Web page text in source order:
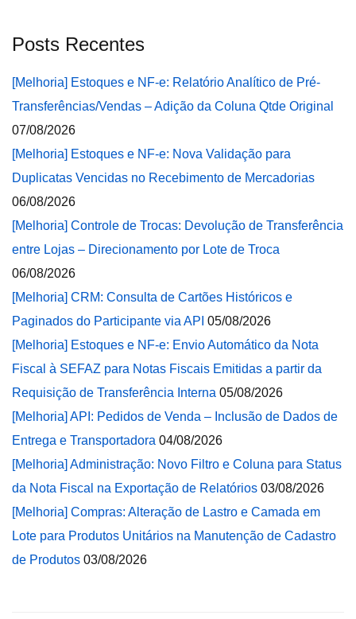
Posts Recentes
[Melhoria] Estoques e NF-e: Relatório Analítico de Pré-
Transferências/Vendas – Adição da Coluna Qtde Original
07/08/2026
[Melhoria] Estoques e NF-e: Nova Validação para
Duplicatas Vencidas no Recebimento de Mercadorias
06/08/2026
[Melhoria] Controle de Trocas: Devolução de Transferência
entre Lojas – Direcionamento por Lote de Troca
06/08/2026
[Melhoria] CRM: Consulta de Cartões Históricos e
Paginados do Participante via API 05/08/2026
[Melhoria] Estoques e NF-e: Envio Automático da Nota
Fiscal à SEFAZ para Notas Fiscais Emitidas a partir da
Requisição de Transferência Interna 05/08/2026
[Melhoria] API: Pedidos de Venda – Inclusão de Dados de
Entrega e Transportadora 04/08/2026
[Melhoria] Administração: Novo Filtro e Coluna para Status
da Nota Fiscal na Exportação de Relatórios 03/08/2026
[Melhoria] Compras: Alteração de Lastro e Camada em
Lote para Produtos Unitários na Manutenção de Cadastro
de Produtos 03/08/2026